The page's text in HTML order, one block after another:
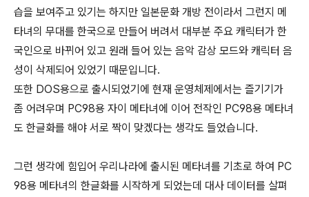
습을 보여주고 있기는 하지만 일본문화 개방 전이라서 그런지 메
타녀의 무대를 한국으로 만들어 버려서 대부분 주요 캐릭터가 한
국인으로 바뀌어 있고 원래 들어 있는 음악 감상 모드와 캐릭터 음
성이 삭제되어 있었기 때문입니다.
또한 DOS용으로 출시되었기에 현재 운영체제에서는 즐기기가
좀 어려우며 PC98용 자이 메타녀에 이어 전작인 PC98용 메타녀
도 한글화를 해야 서로 짝이 맞겠다는 생각도 들었습니다.
그런 생각에 힘입어 우리나라에 출시된 메타녀를 기초로 하여 PC
98용 메타녀의 한글화를 시작하게 되었는데 대사 데이터를 살펴